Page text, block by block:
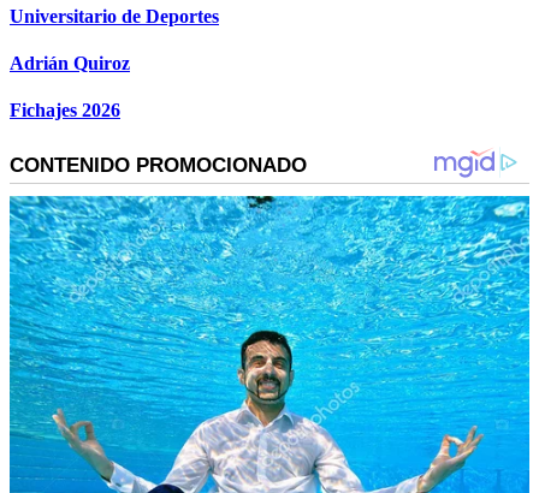
Universitario de Deportes
Adrián Quiroz
Fichajes 2026